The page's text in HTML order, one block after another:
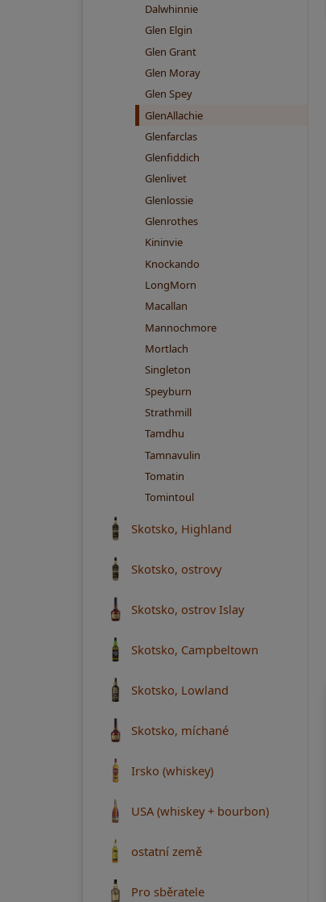
Dalwhinnie
Glen Elgin
Glen Grant
Glen Moray
Glen Spey
GlenAllachie
Glenfarclas
Glenfiddich
Glenlivet
Glenlossie
Glenrothes
Kininvie
Knockando
LongMorn
Macallan
Mannochmore
Mortlach
Singleton
Speyburn
Strathmill
Tamdhu
Tamnavulin
Tomatin
Tomintoul
Skotsko, Highland
Skotsko, ostrovy
Skotsko, ostrov Islay
Skotsko, Campbeltown
Skotsko, Lowland
Skotsko, míchané
Irsko (whiskey)
USA (whiskey + bourbon)
ostatní země
Pro sběratele